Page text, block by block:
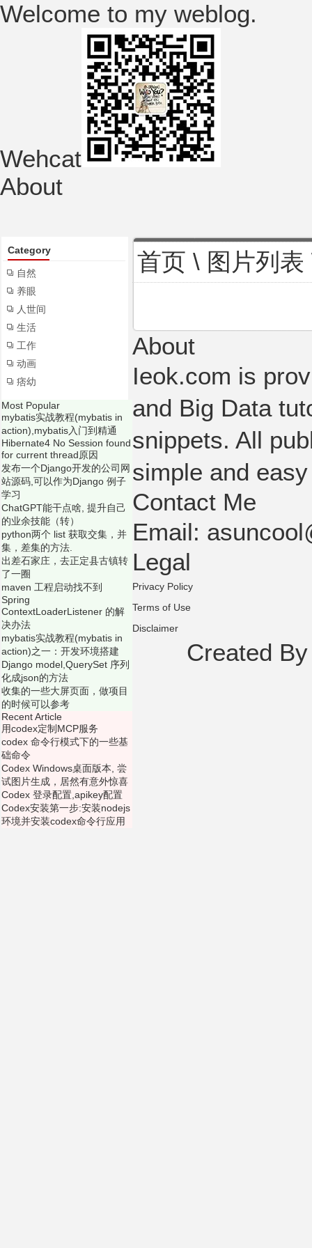
Welcome to my weblog.
Wehcat
About
Category
自然
养眼
人世间
生活
工作
动画
痞幼
Most Popular
mybatis实战教程(mybatis in
action),mybatis入门到精通
Hibernate4 No Session found
for current thread原因
发布一个Django开发的公司网
站源码,可以作为Django 例子
学习
ChatGPT能干点啥, 提升自己
的业余技能（转）
python两个 list 获取交集，并
集，差集的方法.
出差石家庄，去正定县古镇转
了一圈
maven 工程启动找不到
Spring
ContextLoaderListener 的解
决办法
mybatis实战教程(mybatis in
action)之一：开发环境搭建
Django model,QuerySet 序列
化成json的方法
收集的一些大屏页面，做项目
的时候可以参考
Recent Article
用codex定制MCP服务
codex 命令行模式下的一些基
础命令
Codex Windows桌面版本, 尝
试图片生成，居然有意外惊喜
Codex 登录配置,apikey配置
Codex安装第一步:安装nodejs
环境并安装codex命令行应用
首页 \ 图片列表
About
Ieok.com is
and Big Data
snippets. All
simple and
Contact Me
Email:
Legal
Privacy Policy
Terms of Use
Disclaimer
Created